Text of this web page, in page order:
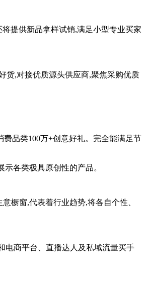
提供新品拿样试销,满足小型专业买家
货,对接优质源头供应商,聚焦采购优质
品类100万+创意好礼。完全能满足节
各类极具原创性的产品。
橱窗,代表着行业趋势,将各自个性、
电商平台、直播达人及私域流量买手